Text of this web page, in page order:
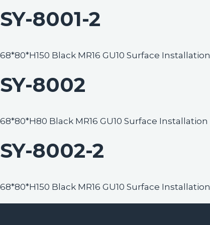
SY-8001-2
68*80*H150 Black MR16 GU10 Surface Installation
SY-8002
68*80*H80 Black MR16 GU10 Surface Installation
SY-8002-2
68*80*H150 Black MR16 GU10 Surface Installation